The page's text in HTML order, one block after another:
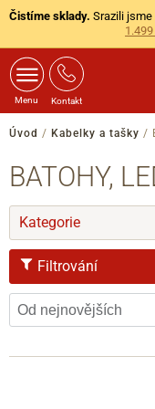
Čistíme sklady. Srazili jsme
1.499
Menu Kontakt
Úvod / Kabelky a tašky /
BATOHY,
Kategorie
Filtrování
ZNAČKA